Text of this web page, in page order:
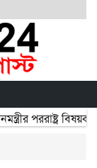
পররাষ্ট্র বিষয়ক